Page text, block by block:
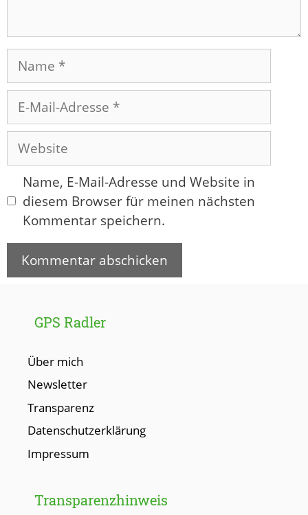
Name
Mail-
Adresse
Website
Name, E-Mail-Adresse und Website in
diesem Browser für meinen nächsten
Kommentar speichern.
GPS Radler
Über mich
Newsletter
Transparenz
Datenschutzerklärung
Impressum
Transparenzhinweis